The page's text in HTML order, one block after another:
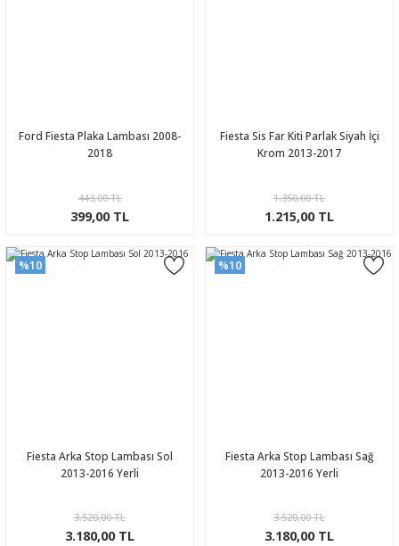
Ford Fiesta Plaka Lambası 2008-
2018
443,00 TL
399,00 TL
Fiesta Sis Far Kiti Parlak Siyah İçi
Krom 2013-2017
1.350,00 TL
1.215,00 TL
%10
Fiesta Arka Stop Lambası Sol
2013-2016 Yerli
3.520,00 TL
3.180,00 TL
%10
Fiesta Arka Stop Lambası Sağ
2013-2016 Yerli
3.520,00 TL
3.180,00 TL